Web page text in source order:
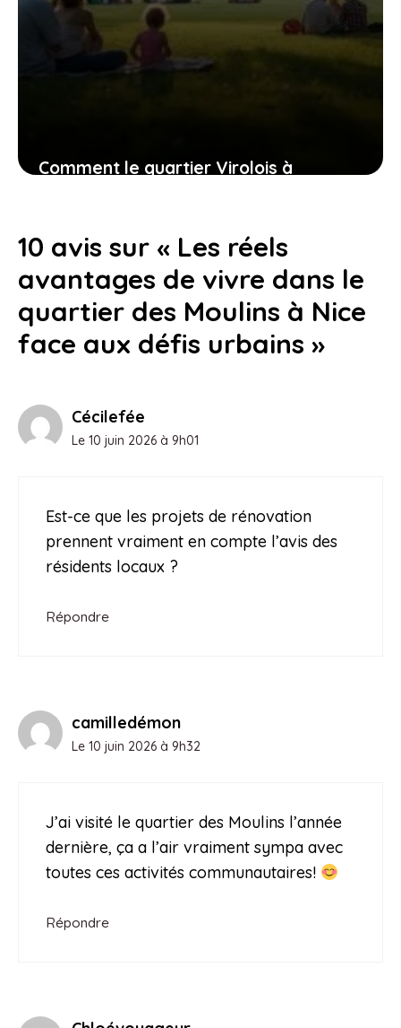
Comment le quartier Virolois à
6 juillet 2026
10 avis sur « Les réels
avantages de vivre dans le
quartier des Moulins à Nice
face aux défis urbains »
Cécilefée
Le 10 juin 2026 à 9h01
Est-ce que les projets de rénovation
prennent vraiment en compte l’avis des
résidents locaux ?
Répondre
camilledémon
Le 10 juin 2026 à 9h32
J’ai visité le quartier des Moulins l’année
dernière, ça a l’air vraiment sympa avec
toutes ces activités communautaires!
Répondre